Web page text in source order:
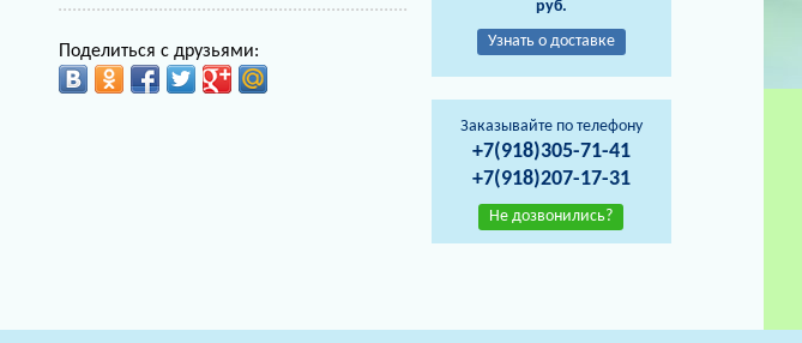
Поделиться с друзьями:
руб.
Узнать о доставке
Заказывайте по телефону
+7(918)305-71-41
+7(918)207-17-31
Не дозвонились?